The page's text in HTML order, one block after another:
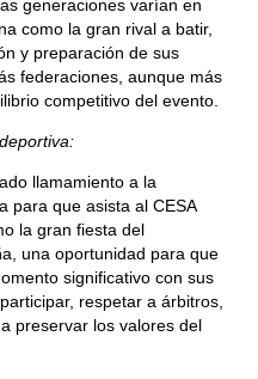
tecnologías como las
información del dispositivo. El
permitirá procesar datos como
generaciones varían en
como la gran rival a batir,
y preparación de sus
federaciones, aunque más
competitivo del evento.
llamamiento a la
para que asista al CESA
la gran fiesta del
una oportunidad para que
significativo con sus
respetar a árbitros,
preservar los valores del